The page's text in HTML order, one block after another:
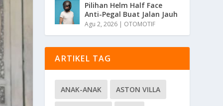
Pilihan Helm Half Face
Anti-Pegal Buat Jalan Jauh
Agu 2, 2026 | OTOMOTIF
ARTIKEL TAG
ANAK-ANAK ASTON VILLA